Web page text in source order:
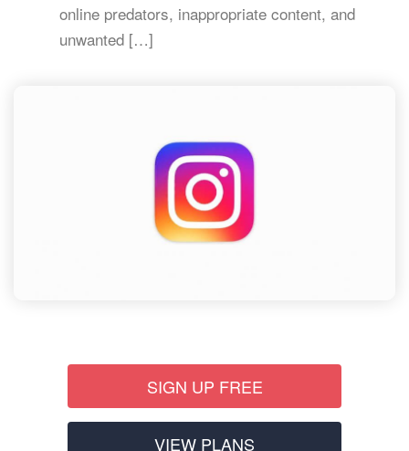
online predators, inappropriate content, and
unwanted […]
SIGN UP FREE
VIEW PLANS